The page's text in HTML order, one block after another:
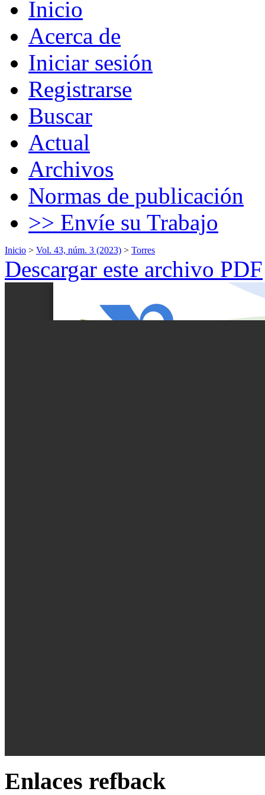
Inicio
Acerca de
Iniciar sesión
Registrarse
Buscar
Actual
Archivos
Normas de publicación
>> Envíe su Trabajo
Inicio > Vol. 43, núm. 3 (2023) > Torres
Descargar este archivo PDF
Enlaces refback